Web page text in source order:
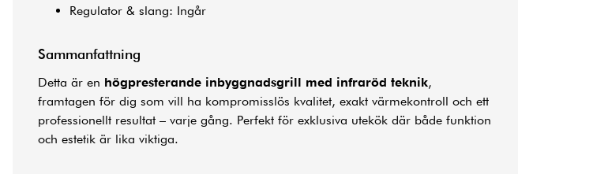
Regulator & slang: Ingår
Sammanfattning
Detta är en högpresterande inbyggnadsgrill med infraröd teknik,
framtagen för dig som vill ha kompromisslös kvalitet, exakt värmekontroll och ett
professionellt resultat – varje gång. Perfekt för exklusiva utekök där både funktion
och estetik är lika viktiga.